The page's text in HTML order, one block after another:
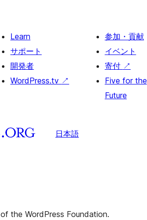
Learn
サポート
開発者
WordPress.tv ↗
参加・貢献
イベント
寄付 ↗
Five for the
Future
日本語
the WordPress Foundation.